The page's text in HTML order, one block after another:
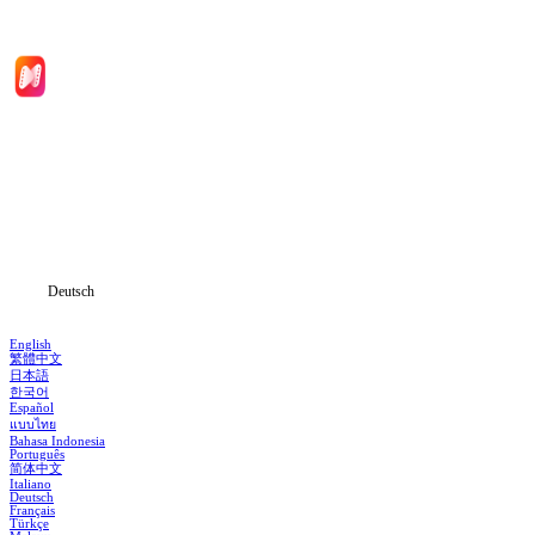
Deutsch
English
繁體中文
日本語
한국어
Español
แบบไทย
Bahasa Indonesia
Português
简体中文
Italiano
Deutsch
Français
Türkçe